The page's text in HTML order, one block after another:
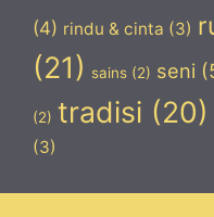
(4) rindu & cinta (3)
(21) sains (2) seni
(2) tradisi (20)
(3)